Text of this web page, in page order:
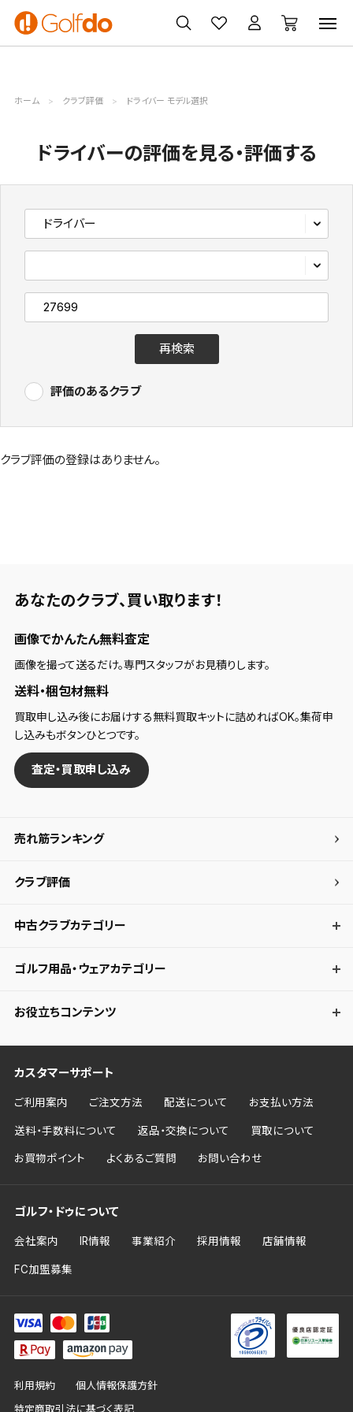
ゴルフ
クラブ
ゴルフ用品
買取
無料査定
クーポン
一覧
ホーム クラブ評価 ドライバー モデル選択
ドライバーの評価を見る・評価する
再検索
評価のあるクラブ
クラブ評価の登録はありません。
あなたのクラブ、 買い取ります！
画像でかんたん無料査定
画像を撮って送るだけ。専門スタッフがお見積りします。
送料・梱包材無料
買取申し込み後にお届けする無料買取キットに詰めればOK。集荷申
し込みもボタンひとつです。
査定・買取申し込み
売れ筋ランキング
クラブ評価
中古クラブカテゴリー
ゴルフ用品・ウェアカテゴリー
お役立ちコンテンツ
カスタマーサポート
ご利用案内 ご注文方法 配送について お支払い方法
送料・手数料について 返品・交換について 買取について
お買物ポイント よくあるご質問 お問い合わせ
ゴルフ・ドゥについて
会社案内 IR情報 事業紹介 採用情報 店舗情報
FC加盟募集
利用規約 個人情報保護方針
特定商取引法に基づく表記